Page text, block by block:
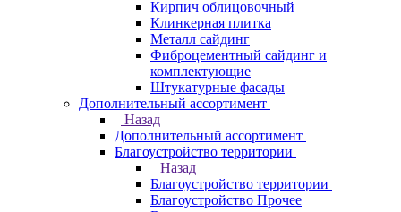
Кирпич облицовочный
Клинкерная плитка
Металл сайдинг
Фиброцементный сайдинг и
комплектующие
Штукатурные фасады
Дополнительный ассортимент
Назад
Дополнительный ассортимент
Благоустройство территории
Назад
Благоустройство территории
Благоустройство Прочее